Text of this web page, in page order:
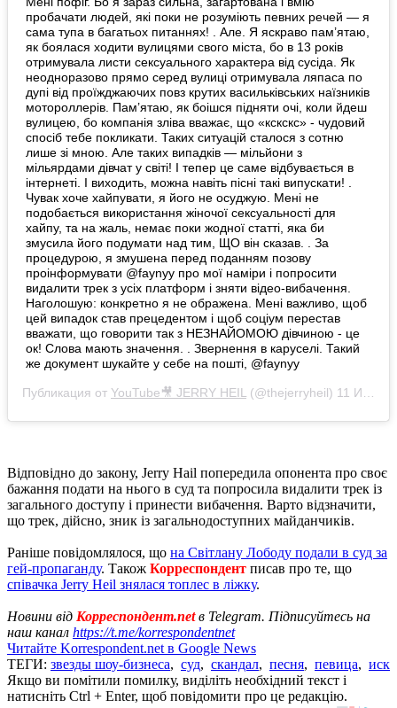
пробачати людей, які поки не розуміють певних речей — я
сама тупа в багатьох питаннях! . Але. Я яскраво пам’ятаю,
як боялася ходити вулицями свого міста, бо в 13 років
отримувала листи сексуального характера від сусіда. Як
неодноразово прямо серед вулиці отримувала ляпаса по
дупі від проїжджаючих повз крутих васильківських наїзників
мотороллерів. Пам’ятаю, як боішся підняти очі, коли йдеш
вулицею, бо компанія зліва вважає, що «кскскс» - чудовий
спосіб тебе покликати. Таких ситуацій сталося з сотню
лише зі мною. Але таких випадків — мільйони з
мільярдами дівчат у світі! І тепер це саме відбувається в
інтернеті. І виходить, можна навіть пісні такі випускати! .
Чувак хоче хайпувати, я його не осуджую. Мені не
подобається використання жіночої сексуальності для
хайпу, та на жаль, немає поки жодної статті, яка би
змусила його подумати над тим, ЩО він сказав. . За
процедурою, я змушена перед поданням позову
проінформувати @faynyy про мої наміри і попросити
видалити трек з усіх платформ і зняти відео-вибачення.
Наголошую: конкретно я не ображена. Мені важливо, щоб
цей випадок став прецедентом і щоб соціум перестав
вважати, що говорити так з НЕЗНАЙОМОЮ дівчиною - це
ок! Слова мають значення. . Звернення в каруселі. Такий
же документ шукайте у себе на пошті, @faynyy
Публикация от YouTube🎥 JERRY HEIL (@thejerryheil) 11 Июл 2020 в 5:02 PDT
Відповідно до закону, Jerry Hail попередила опонента про своє
бажання подати на нього в суд та попросила видалити трек із
загального доступу і принести вибачення. Варто відзначити,
що трек, дійсно, зник із загальнодоступних майданчиків.
Раніше повідомлялося, що на Світлану Лободу подали в суд за
гей-пропаганду. Також Корреспондент писав про те, що
співачка Jerry Heil знялася топлес в ліжку.
Новини від Корреспондент.netв Telegram. Підписуйтесь на
наш канал https://t.me/korrespondentnet
Читайте Korrespondent.net в Google News
ТЕГИ: звезды шоу-бизнеса, суд, скандал, песня, певица, иск
Якщо ви помітили помилку, виділіть необхідний текст і
натисніть Ctrl + Enter, щоб повідомити про це редакцію.